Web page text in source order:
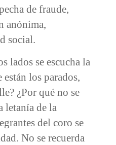
de fraude,
anónima,
social.
lados se escucha la
los parados,
¿Por qué no se
letanía de la
del coro se
No se recuerda